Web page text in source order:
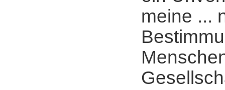
meine ...